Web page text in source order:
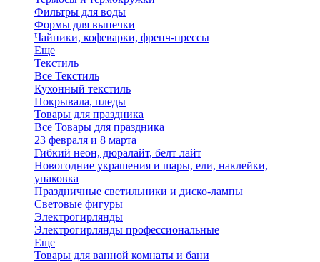
Фильтры для воды
Формы для выпечки
Чайники, кофеварки, френч-прессы
Еще
Текстиль
Все Текстиль
Кухонный текстиль
Покрывала, пледы
Товары для праздника
Все Товары для праздника
23 февраля и 8 марта
Гибкий неон, дюралайт, белт лайт
Новогодние украшения и шары, ели, наклейки,
упаковка
Праздничные светильники и диско-лампы
Световые фигуры
Электрогирлянды
Электрогирлянды профессиональные
Еще
Товары для ванной комнаты и бани